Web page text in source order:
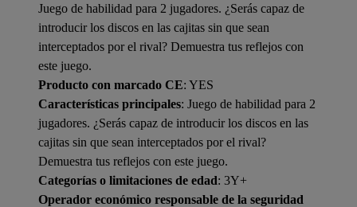
Juego de habilidad para 2 jugadores. ¿Serás capaz de
introducir los discos en las cajitas sin que sean
interceptados por el rival? Demuestra tus reflejos con
este juego.
Producto con marcado CE: YES
Características principales: Juego de habilidad para 2
jugadores. ¿Serás capaz de introducir los discos en las
cajitas sin que sean interceptados por el rival?
Demuestra tus reflejos con este juego.
Categorías o limitaciones de edad: 3Y+
Operador económico responsable de la seguridad